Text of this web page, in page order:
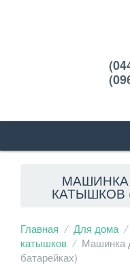
МАШИНКА
КАТЫШКОВ
Главная Для дома
катышков
Машинка
батарейках)